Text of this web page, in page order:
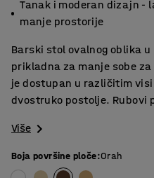
Tanak i moderan dizajn -
manje prostorije
Barski stol ovalnog oblika
prikladna za manje sobe
je dostupan u različitim
dvostruko postolje. Rubovi
Više
Boja površine ploče:Orah